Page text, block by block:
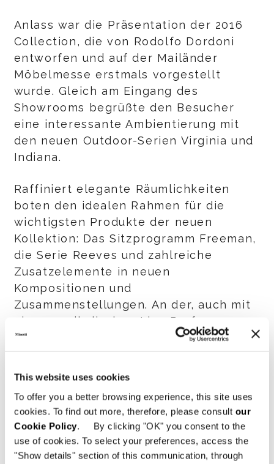
This website uses cookies
To offer you a better browsing experience, this site uses
cookies. To find out more, therefore, please consult our
Cookie Policy. By clicking "OK" you consent to the
use of cookies. To select your preferences, access the
"Show details" section of this communication, through
Anlass war die Präsentation der 2016
Collection, die von Rodolfo Dordoni
entworfen und auf der Mailänder
Möbelmesse erstmals vorgestellt
wurde. Gleich am Eingang des
Showrooms begrüßte den Besucher
eine interessante Ambientierung mit
den neuen Outdoor-Serien Virginia und
Indiana.
Raffiniert elegante Räumlichkeiten
boten den idealen Rahmen für die
wichtigsten Produkte der neuen
Kollektion: Das Sitzprogramm Freeman,
die Serie Reeves und zahlreiche
Zusatzelemente in neuen
Kompositionen und
Zusammenstellungen. An der, auch mit
einer musikalischen Live Performance
belebten Party, nahmen Roberto und
gemeinsam mit Mary Ta – der Inhaberin
Mitarbeitern, lange mit den Gästen in
einer warmen, herzlichen Atmosphäre
unterhielten.